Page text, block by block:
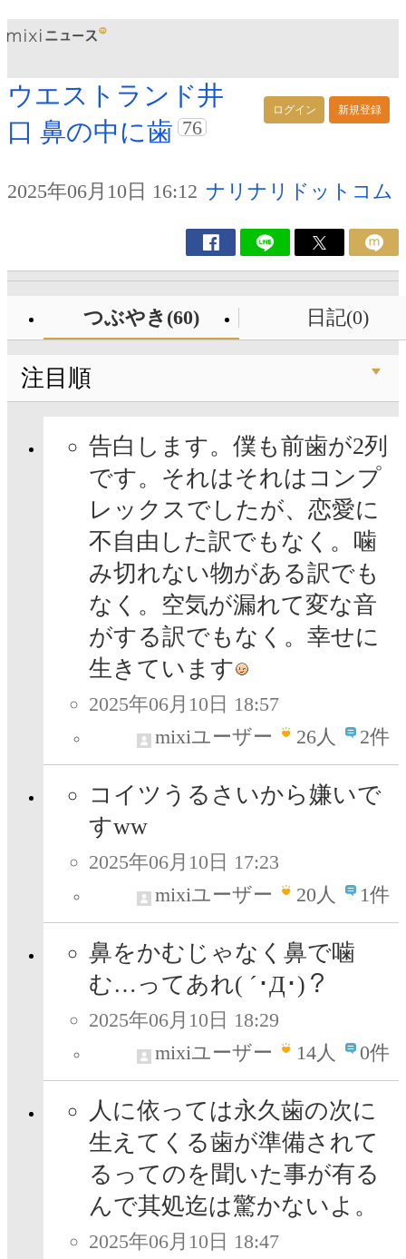
ログイン 新規登録
ウエストランド井
口 鼻の中に歯 76
2025年06月10日 16:12 ナリナリドットコム
つぶやき(60) 日記(0)
注目順
告白します。僕も前歯が2列
です。それはそれはコンプ
レックスでしたが、恋愛に
不自由した訳でもなく。噛
み切れない物がある訳でも
なく。空気が漏れて変な音
がする訳でもなく。幸せに
生きています
2025年06月10日 18:57
mixiユーザー
26人 2件
コイツうるさいから嫌いで
すww
2025年06月10日 17:23
mixiユーザー
20人 1件
鼻をかむじゃなく鼻で噛
む…ってあれ( ´･Д･)？
2025年06月10日 18:29
mixiユーザー
14人 0件
人に依っては永久歯の次に
生えてくる歯が準備されて
るってのを聞いた事が有る
んで其処迄は驚かないよ。
2025年06月10日 18:47